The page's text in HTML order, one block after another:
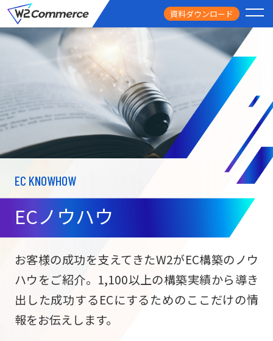
資料ダウンロード
サービス
ECサイト構築
サブスク/定期通販
ECサイト構築
PRICE
料金
FEATURE
導入事例
USEFUL
お役立ち情報
NEWS
ニュース
EC KNOWHOW
ECノウハウ
お客様の成功を支えてきたW2がEC構築のノウ
ハウをご紹介。1,100以上の構築実績から導き
出した成功するECにするためのここだけの情
報をお伝えします。